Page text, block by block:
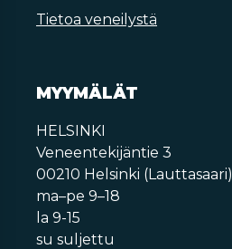
Tietoa veneilystä
MYYMÄLÄT
HELSINKI
Veneentekijäntie 3
00210 Helsinki (Lauttasaari)
ma–pe 9–18
la 9-15
su suljettu